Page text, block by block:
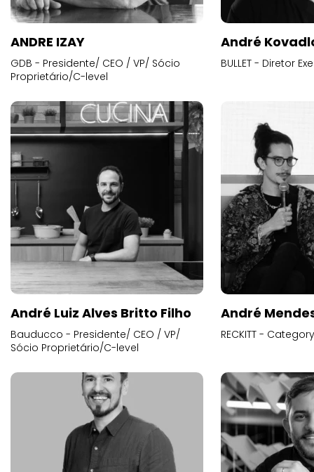
ANDRE IZAY
GDB - Presidente/ CEO / VP/ Sócio
Proprietário/C-level
André
BULLET - Diretor
André Luiz Alves Britto Filho
Bauducco - Presidente/ CEO / VP/
Sócio Proprietário/C-level
André
RECKITT -